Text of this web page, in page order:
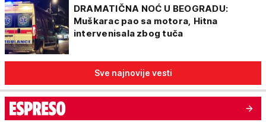
DRAMATIČNA NOĆ U BEOGRADU:
Muškarac pao sa motora, Hitna
intervenisala zbog tuča
Sve najnovije vesti